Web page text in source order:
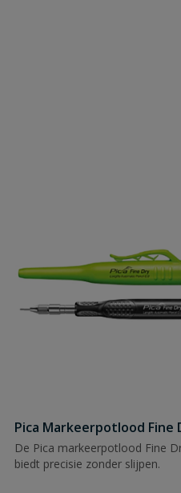
Pica Markeerpotlood Fine
De Pica markeerpotlood Fine
biedt precisie zonder slijpen.